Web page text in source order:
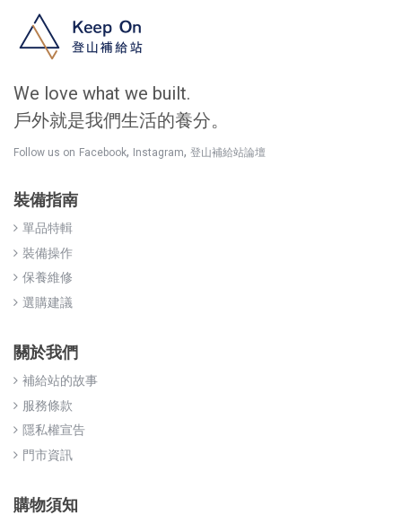
We love what we built.
戶外就是我們生活的養分。
Follow us on Facebook, Instagram, 登山補給站論壇
裝備指南
單品特輯
裝備操作
保養維修
選購建議
關於我們
補給站的故事
服務條款
隱私權宣告
門市資訊
購物須知